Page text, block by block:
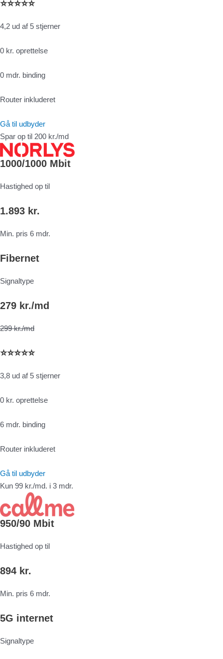
⭐⭐⭐⭐⭐
4,2 ud af 5 stjerner
0 kr. oprettelse
0 mdr. binding
Router inkluderet
Gå til udbyder
Spar op til 200 kr./md
1000/1000 Mbit
Hastighed op til
1.893 kr.
Min. pris 6 mdr.
Fibernet
Signaltype
279 kr./md
299 kr./md
⭐⭐⭐⭐⭐
3,8 ud af 5 stjerner
0 kr. oprettelse
6 mdr. binding
Router inkluderet
Gå til udbyder
Kun 99 kr./md. i 3 mdr.
950/90 Mbit
Hastighed op til
894 kr.
Min. pris 6 mdr.
5G internet
Signaltype